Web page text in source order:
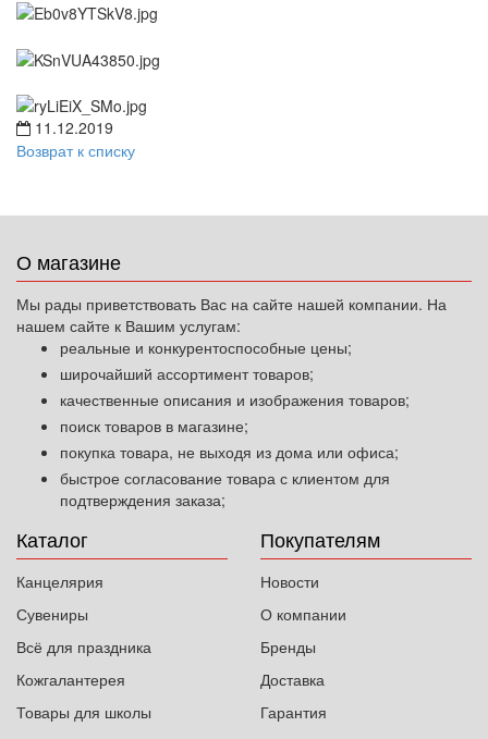
11.12.2019
Возврат к списку
О магазине
Мы рады приветствовать Вас на сайте нашей компании. На
нашем сайте к Вашим услугам:
реальные и конкурентоспособные цены;
широчайший ассортимент товаров;
качественные описания и изображения товаров;
поиск товаров в магазине;
покупка товара, не выходя из дома или офиса;
быстрое согласование товара с клиентом для
подтверждения заказа;
Каталог
Канцелярия
Сувениры
Всё для праздника
Кожгалантерея
Товары для школы
Покупателям
Новости
О компании
Бренды
Доставка
Гарантия